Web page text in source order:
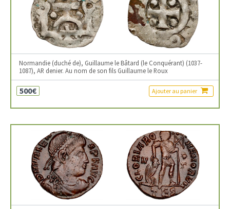
Normandie (duché de), Guillaume le Bâtard (le Conquérant) (1037-
1087), AR denier. Au nom de son fils Guillaume le Roux
500€ Ajouter au panier